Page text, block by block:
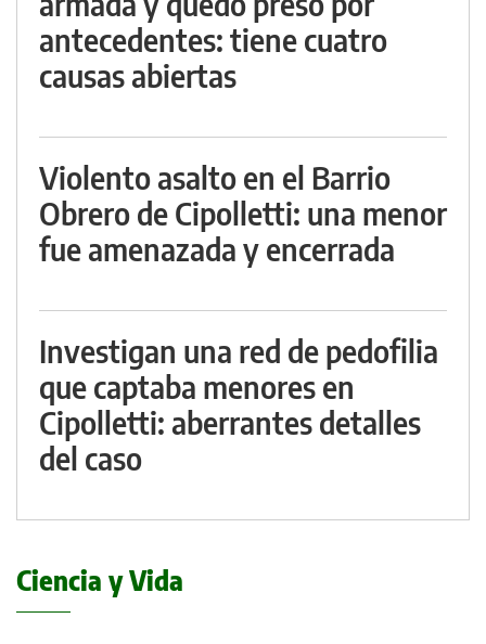
antecedentes: tiene cuatro
causas abiertas
Violento asalto en el Barrio
Obrero de Cipolletti: una menor
fue amenazada y encerrada
Investigan una red de pedofilia
que captaba menores en
Cipolletti: aberrantes detalles
del caso
Ciencia y Vida